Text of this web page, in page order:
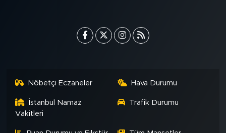
Nöbetçi Eczaneler Hava Durumu
İstanbul Namaz
Vakitleri
Trafik Durumu